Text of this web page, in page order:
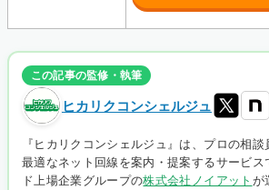
この記事の監修・執筆
ヒカリクコンシェルジュ
『ヒカリクコンシェルジュ』は、プロの相
最適なネット回線を案内・提案するサービス
ド上場企業グループの株式会社ノイアット が